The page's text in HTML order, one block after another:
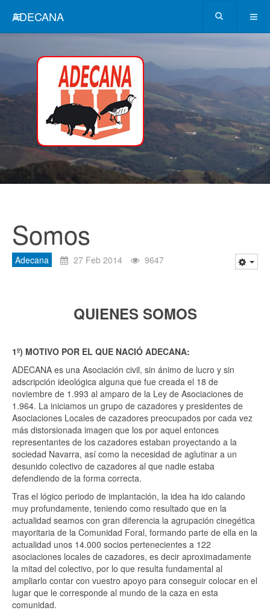
ADECANA
Somos
Adecana 27 Feb 2014 9647
QUIENES SOMOS
1º) MOTIVO POR EL QUE NACIÓ ADECANA:
ADECANA es una Asociación civil, sin ánimo de lucro y sin
adscripción ideológica alguna que fue creada el 18 de
noviembre de 1.993 al amparo de la Ley de Asociaciones de
1.964. La iniciamos un grupo de cazadores y presidentes de
Asociaciones Locales de cazadores preocupados por cada vez
más distorsionada imagen que los por aquel entonces
representantes de los cazadores estaban proyectando a la
sociedad Navarra, así como la necesidad de aglutinar a un
desunido colectivo de cazadores al que nadie estaba
defendiendo de la forma correcta.
Tras el lógico periodo de implantación, la idea ha ido calando
muy profundamente, teniendo como resultado que en la
actualidad seamos con gran diferencia la agrupación cinegética
mayoritaria de la Comunidad Foral, formando parte de ella en la
actualidad unos 14.000 socios pertenecientes a 122
asociaciones locales de cazadores, es decir aproximadamente
la mitad del colectivo, por lo que resulta fundamental al
ampliarlo contar con vuestro apoyo para conseguir colocar en el
lugar que le corresponde al mundo de la caza en esta
comunidad.